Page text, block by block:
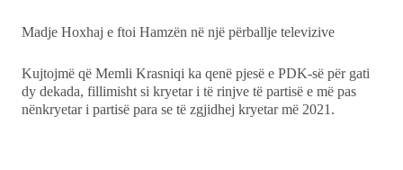
Madje Hoxhaj e ftoi Hamzën në një përballje televizive
Kujtojmë që Memli Krasniqi ka qenë pjesë e PDK-së për gati
dy dekada, fillimisht si kryetar i të rinjve të partisë e më pas
nënkryetar i partisë para se të zgjidhej kryetar më 2021.